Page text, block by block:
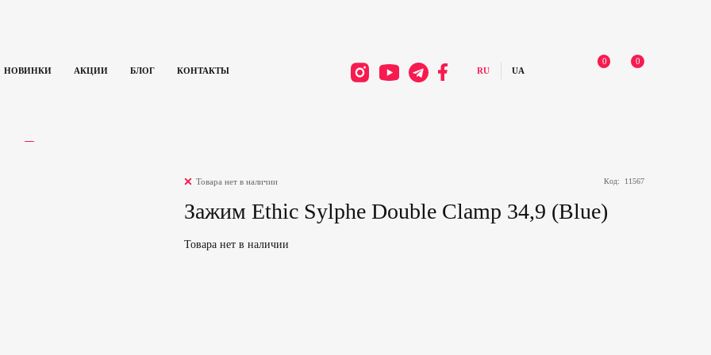
НОВИНКИ АКЦИИ БЛОГ КОНТАКТЫ
0 0
Товара нет в наличии Код: 11567
Зажим Ethic Sylphe Double Clamp 34,9 (Blue)
Товара нет в наличии